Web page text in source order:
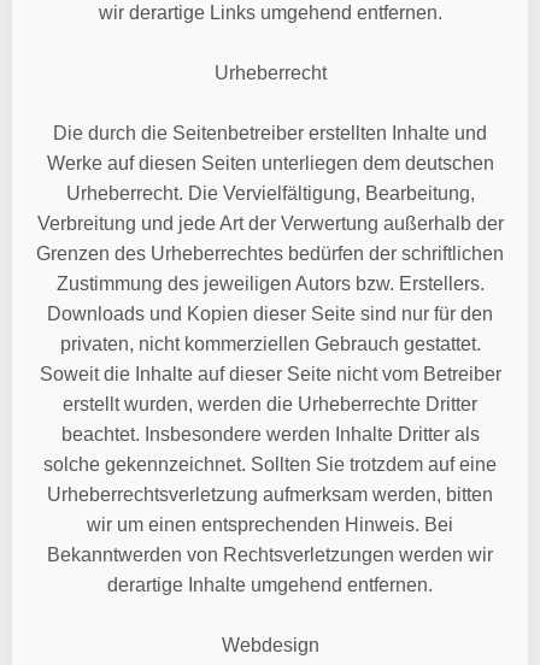
wir derartige Links umgehend entfernen.
Urheberrecht
Die durch die Seitenbetreiber erstellten Inhalte und
Werke auf diesen Seiten unterliegen dem deutschen
Urheberrecht. Die Vervielfältigung, Bearbeitung,
Verbreitung und jede Art der Verwertung außerhalb der
Grenzen des Urheberrechtes bedürfen der schriftlichen
Zustimmung des jeweiligen Autors bzw. Erstellers.
Downloads und Kopien dieser Seite sind nur für den
privaten, nicht kommerziellen Gebrauch gestattet.
Soweit die Inhalte auf dieser Seite nicht vom Betreiber
erstellt wurden, werden die Urheberrechte Dritter
beachtet. Insbesondere werden Inhalte Dritter als
solche gekennzeichnet. Sollten Sie trotzdem auf eine
Urheberrechtsverletzung aufmerksam werden, bitten
wir um einen entsprechenden Hinweis. Bei
Bekanntwerden von Rechtsverletzungen werden wir
derartige Inhalte umgehend entfernen.
Webdesign